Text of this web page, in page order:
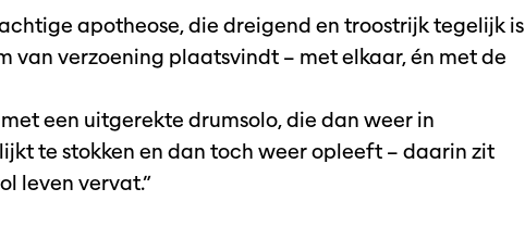
apotheose, die dreigend en troostrijk tegelijk is
van verzoening plaatsvindt – met elkaar, én met de
een uitgerekte drumsolo, die dan weer in
te stokken en dan toch weer opleeft – daarin zit
leven vervat.”